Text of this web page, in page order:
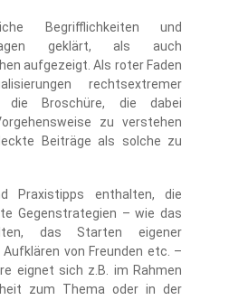
Begrifflichkeiten und
geklärt, als auch
aufgezeigt. Als roter Faden
rechtsextremer
die Broschüre, die dabei
zu verstehen
Beiträge als solche zu
Praxistipps enthalten, die
Gegenstrategien – wie das
das Starten eigener
von Freunden etc. –
eignet sich z.B. im Rahmen
zum Thema oder in der